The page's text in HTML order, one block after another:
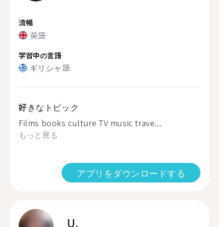
流暢
英語
学習中の言語
ギリシャ語
好きなトピック
Films books culture TV music trave...
もっと見る
アプリをダウンロードする
U.